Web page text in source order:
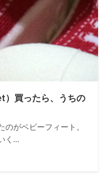
）買ったら、うちの
がベビーフィート。
く…